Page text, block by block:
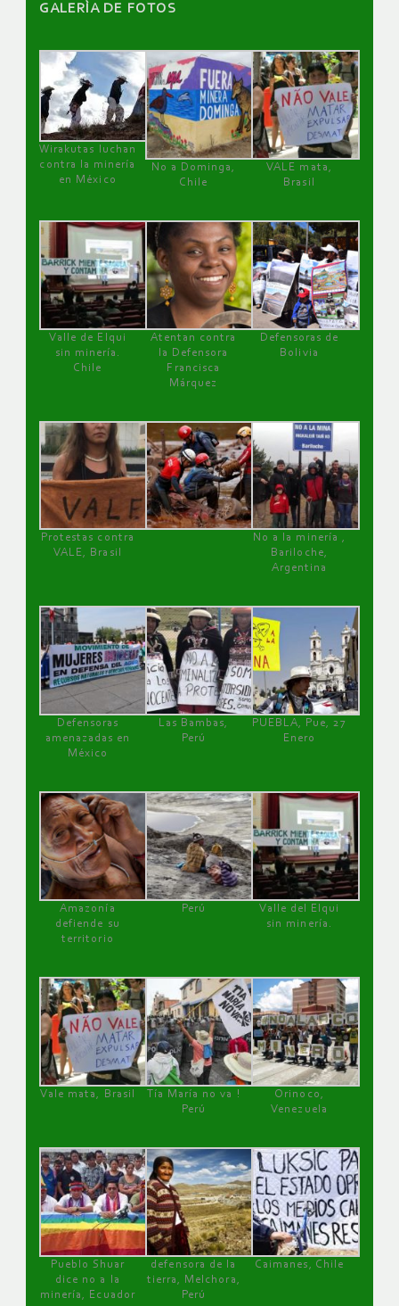
GALERÌA DE FOTOS
Wirakutas luchan
contra la minería
en México
No a Dominga,
Chile
VALE mata,
Brasil
Valle de Elqui
sin minería.
Chile
Atentan contra
la Defensora
Francisca
Márquez
Defensoras de
Bolivia
Protestas contra
VALE, Brasil
No a la minería ,
Bariloche,
Argentina
Defensoras
amenazadas en
México
Las Bambas,
Perú
PUEBLA, Pue, 27
Enero
Amazonía
defiende su
territorio
Perú
Valle del Elqui
sin minería.
Vale mata, Brasil
Tía María no va !
Perú
Orinoco,
Venezuela
Pueblo Shuar
dice no a la
minería, Ecuador
defensora de la
tierra, Melchora,
Perú
Caimanes, Chile